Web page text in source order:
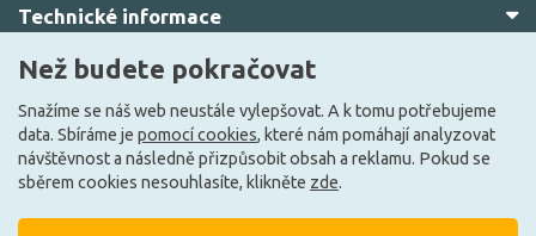
Technické informace
O nás
Než budete pokračovat
Snažíme se náš web neustále vylepšovat. A k tomu potřebujeme
data. Sbíráme je pomocí cookies, které nám pomáhají analyzovat
návštěvnost a následně přizpůsobit obsah a reklamu. Pokud se
sběrem cookies nesouhlasíte, klikněte zde.